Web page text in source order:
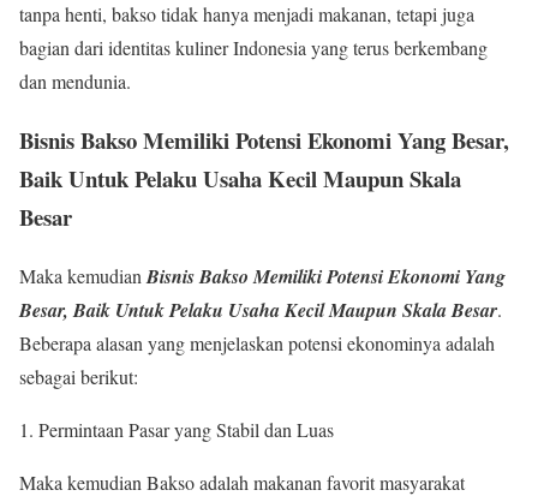
tanpa henti, bakso tidak hanya menjadi makanan, tetapi juga
bagian dari identitas kuliner Indonesia yang terus berkembang
dan mendunia.
Bisnis Bakso Memiliki Potensi Ekonomi Yang Besar,
Baik Untuk Pelaku Usaha Kecil Maupun Skala
Besar
Maka kemudianBisnis Bakso Memiliki Potensi Ekonomi Yang
Besar, Baik Untuk Pelaku Usaha Kecil Maupun Skala Besar.
Beberapa alasan yang menjelaskan potensi ekonominya adalah
sebagai berikut:
Permintaan Pasar yang Stabil dan Luas
Maka kemudian Bakso adalah makanan favorit masyarakat